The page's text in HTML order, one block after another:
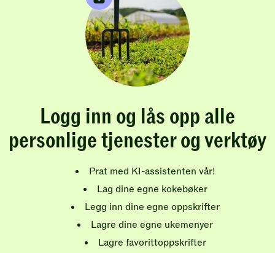
Logg inn og lås opp alle
personlige tjenester og verktøy
Prat med KI-assistenten vår!
Lag dine egne kokebøker
Legg inn dine egne oppskrifter
Lagre dine egne ukemenyer
Lagre favorittoppskrifter